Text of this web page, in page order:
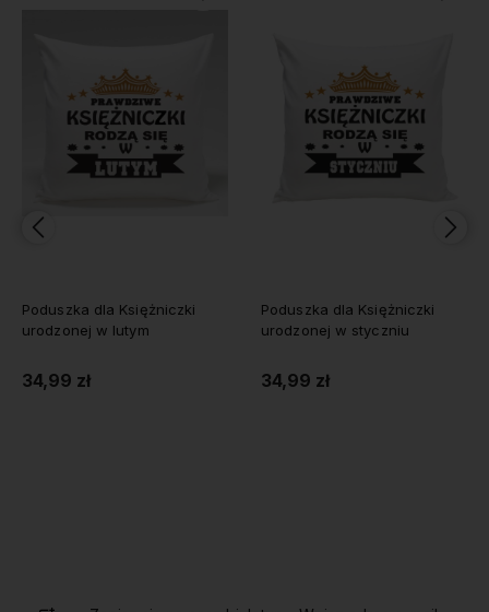
Poduszka dla Księżniczki
urodzonej w lutym
34,99 zł
Poduszka dla Księżniczki
urodzonej w styczniu
34,99 zł